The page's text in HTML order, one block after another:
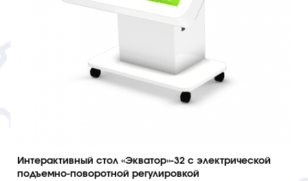
Интерактивный стол «Экватор»-32 с электрической
подъемно-поворотной регулировкой